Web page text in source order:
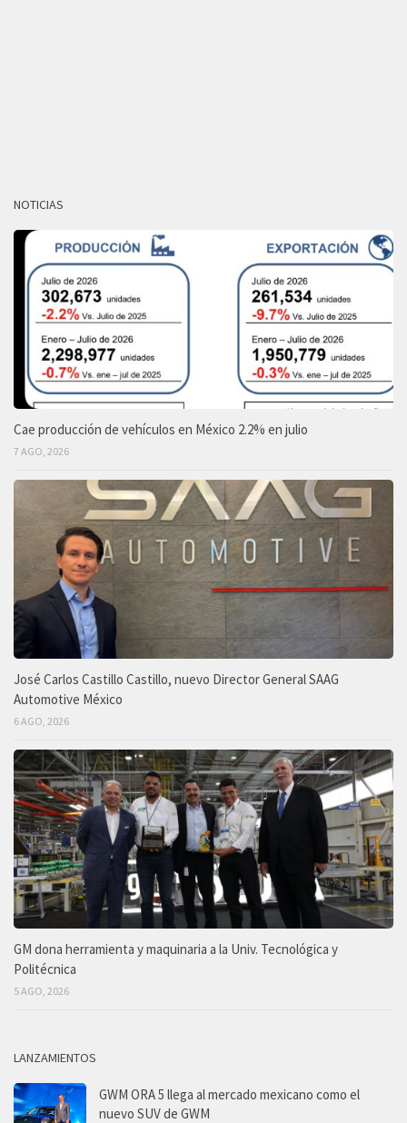
NOTICIAS
Cae producción de vehículos en México 2.2% en julio
7 AGO, 2026
José Carlos Castillo Castillo, nuevo Director General SAAG
Automotive México
6 AGO, 2026
GM dona herramienta y maquinaria a la Univ. Tecnológica y
Politécnica
5 AGO, 2026
LANZAMIENTOS
GWM ORA 5 llega al mercado mexicano como el
nuevo SUV de GWM